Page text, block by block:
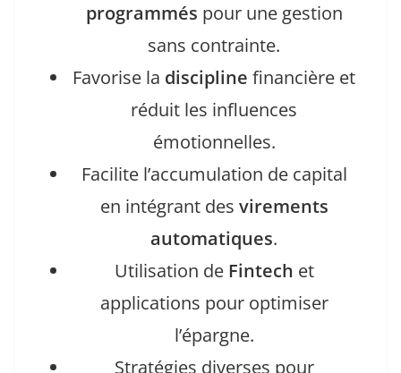
programmés pour une gestion
sans contrainte.
Favorise la discipline financière et
réduit les influences
émotionnelles.
Facilite l’accumulation de capital
en intégrant des virements
automatiques.
Utilisation de Fintech et
applications pour optimiser
l’épargne.
Stratégies diverses pour